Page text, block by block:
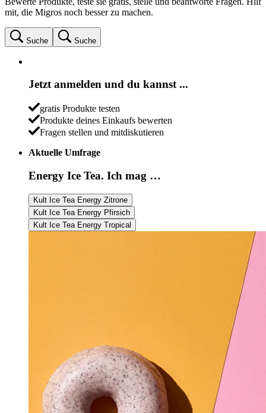
mit, die Migros noch besser zu machen.
Suche Suche
Jetzt anmelden und du kannst ...
gratis Produkte testen
Produkte deines Einkaufs bewerten
Fragen stellen und mitdiskutieren
Aktuelle Umfrage
Energy Ice Tea. Ich mag …
Kult Ice Tea Energy Zitrone
Kult Ice Tea Energy Pfirsich
Kult Ice Tea Energy Tropical